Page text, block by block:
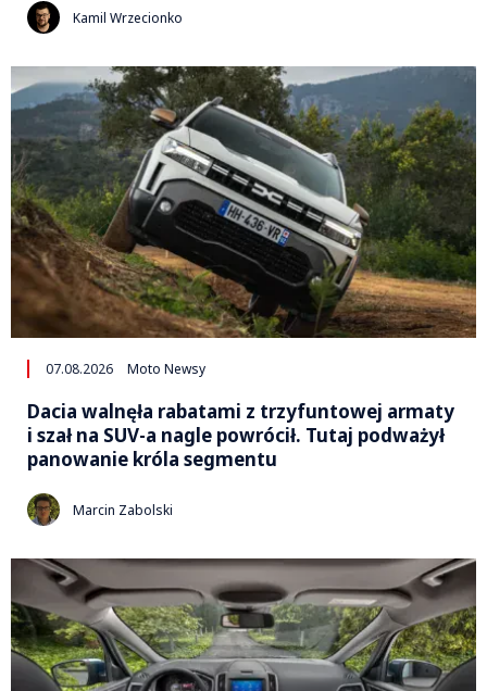
Kamil Wrzecionko
07.08.2026 Moto Newsy
Dacia walnęła rabatami z trzyfuntowej armaty
i szał na SUV-a nagle powrócił. Tutaj podważył
panowanie króla segmentu
Marcin Zabolski